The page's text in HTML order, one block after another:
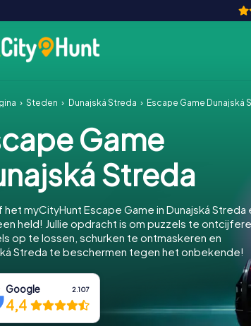
Steden Dunajská Streda Escape Game Dunajská
Game
Streda
myCityHunt Escape Game in Dunajská Streda
held! Jullie opdracht is om puzzels te
op te lossen, schurken te ontmaskeren en
Streda te beschermen tegen het onbekende!
Google 2.107
4,4